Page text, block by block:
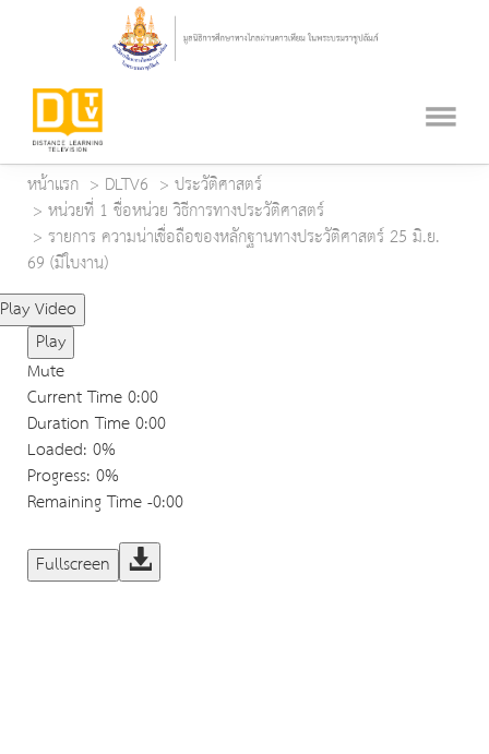
หน้าแรก DLTV6
ประวัติศาสตร์
หน่วยที่ 1 ชื่อหน่วย วิธีการทางประวัติศาสตร์
รายการ ความน่าเชื่อถือของหลักฐานทางประวัติศาสตร์ 25 มิ.ย.
69 (มีใบงาน)
Play Video
Play
Mute
Current Time0:00
Duration Time0:00
Loaded: 0%
Progress: 0%
Remaining Time-0:00
Fullscreen